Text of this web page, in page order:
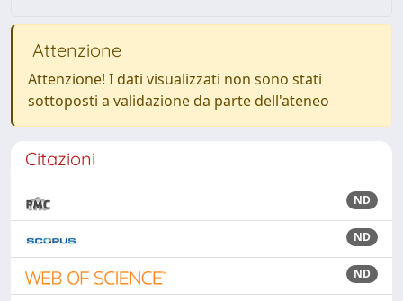
Attenzione
Attenzione! I dati visualizzati non sono stati
sottoposti a validazione da parte dell'ateneo
Citazioni
ND
ND
ND